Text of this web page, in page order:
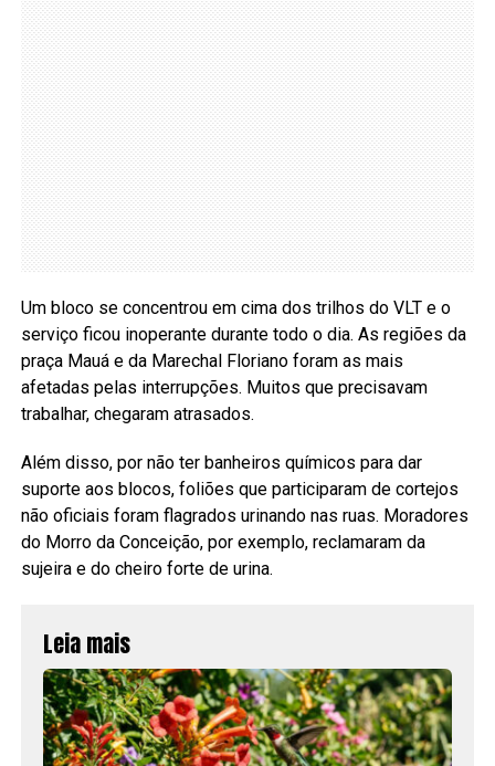
Um bloco se concentrou em cima dos trilhos do VLT e o
serviço ficou inoperante durante todo o dia. As regiões da
praça Mauá e da Marechal Floriano foram as mais
afetadas pelas interrupções. Muitos que precisavam
trabalhar, chegaram atrasados.
Além disso, por não ter banheiros químicos para dar
suporte aos blocos, foliões que participaram de cortejos
não oficiais foram flagrados urinando nas ruas. Moradores
do Morro da Conceição, por exemplo, reclamaram da
sujeira e do cheiro forte de urina.
Leia mais